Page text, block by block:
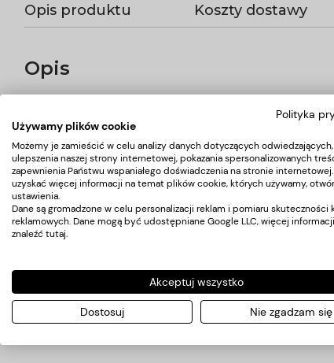
Opis produktu Koszty dostawy
Opis
Wygodny, stabilny taboret kosmetyczny z oparciem, z
kosmetycznym.
wymiary paczki
Koszty dostawy
Przesyłka kurierska
Polityka
Używamy plików cookie
Możemy je zamieścić w celu analizy danych dotyczących odwiedzających,
ulepszenia naszej strony internetowej, pokazania spersonalizowanych
zapewnienia Państwu wspaniałego doświadczenia na stronie
uzyskać więcej informacji na temat plików cookie, których używamy,
ustawienia.
Dane są gromadzone w celu personalizacji reklam i pomiaru skuteczności
reklamowych. Dane mogą być udostępniane Google LLC, więcej
znaleźć tutaj.
Akceptuj wszystko
Dostosuj Nie zgadzam się